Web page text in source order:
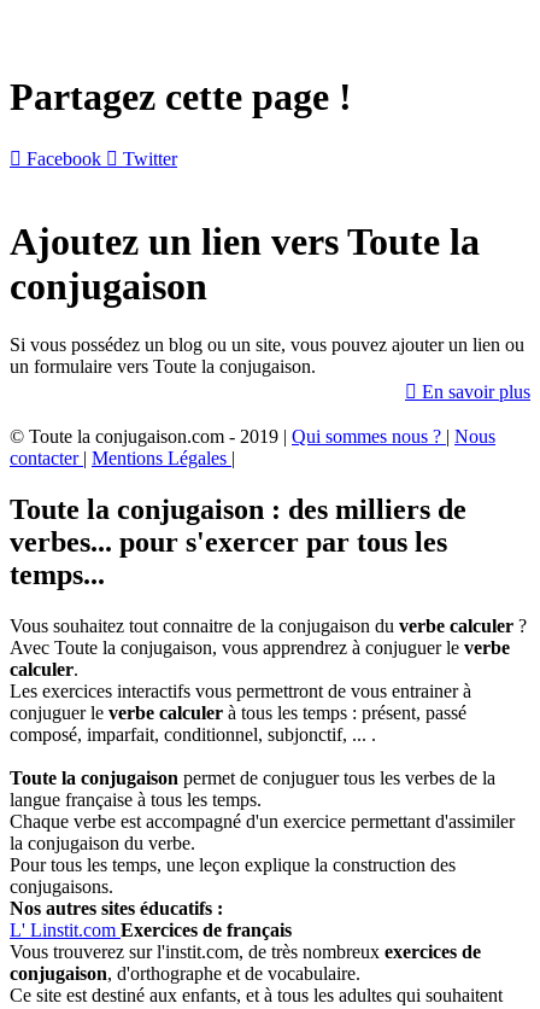
Partagez cette page !
 Facebook  Twitter
Ajoutez un lien vers Toute la
conjugaison
Si vous possédez un blog ou un site, vous pouvez ajouter un lien ou
un formulaire vers Toute la conjugaison.
 En savoir plus
© Toute la conjugaison.com - 2019 | Qui sommes nous ? | Nous
contacter | Mentions Légales |
Toute la conjugaison : des milliers de
verbes... pour s'exercer par tous les
temps...
Vous souhaitez tout connaitre de la conjugaison du verbe calculer ?
Avec Toute la conjugaison, vous apprendrez à conjuguer le verbe
calculer.
Les exercices interactifs vous permettront de vous entrainer à
conjuguer le verbe calculer à tous les temps : présent, passé
composé, imparfait, conditionnel, subjonctif, ... .
Toute la conjugaison permet de conjuguer tous les verbes de la
langue française à tous les temps.
Chaque verbe est accompagné d'un exercice permettant d'assimiler
la conjugaison du verbe.
Pour tous les temps, une leçon explique la construction des
conjugaisons.
Nos autres sites éducatifs :
L' Linstit.com Exercices de français
Vous trouverez sur l'instit.com, de très nombreux exercices de
conjugaison, d'orthographe et de vocabulaire.
Ce site est destiné aux enfants, et à tous les adultes qui souhaitent